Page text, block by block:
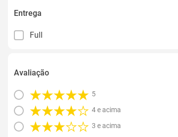
Entrega
Full
Avaliação
5
4 e acima
3 e acima